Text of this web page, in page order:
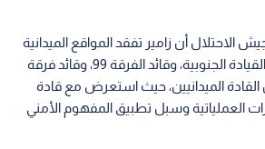
الاحتلال أن زامير تفقد المواقع الميدانية
في القطاع برفقة قائد القيادة الجنوبية، وقائد الفرقة 99، وقائد فرقة
القادة الميدانيين، حيث استعرض مع قادة
العملياتية وسبل تطبيق المفهوم الأمني